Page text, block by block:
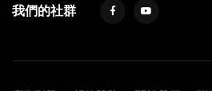
我們的社群